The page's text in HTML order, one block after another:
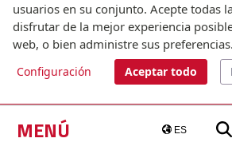
MENÚ ES
© Universitat Pompeu
Barcelona
T.(+34) 93 542 20
usuarios en su conjunto. Acepte todas
disfrutar de la mejor experiencia
web, o bien administre sus preferencias.
Configuración Aceptar todo